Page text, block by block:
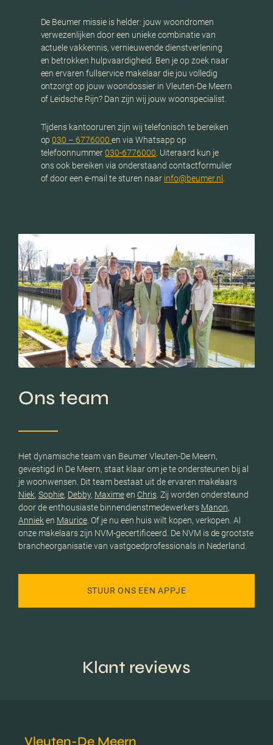
De Beumer missie is helder: jouw woondromen
verwezenlijken door een unieke combinatie van
actuele vakkennis, vernieuwende dienstverlening
en betrokken hulpvaardigheid. Ben je op zoek naar
een ervaren fullservice makelaar die jou volledig
ontzorgt op jouw woondossier in Vleuten-De Meern
of Leidsche Rijn? Dan zijn wij jouw woonspecialist.
Tijdens kantooruren zijn wij telefonisch te bereiken
op030 – 6776000en via Whatsapp op
telefoonnummer030-6776000. Uiteraard kun je
ons ook bereiken via onderstaand contactformulier
of door een e-mail te sturen naar info@beumer.nl .
Ons team
Het dynamische team van Beumer Vleuten-De Meern,
gevestigd in De Meern, staat klaar om je te ondersteunen bij al
je woonwensen. Dit team bestaat uit de ervaren makelaars
Niek, Sophie, Debby, Maximeen Chris. Zij worden ondersteund
door de enthousiaste binnendienstmedewerkers Manon,
Annieken Maurice. Of je nu een huis wilt kopen, verkopen. Al
onze makelaars zijn NVM-gecertificeerd. De NVM is de grootste
brancheorganisatie van vastgoedprofessionals in Nederland.
STUUR ONS EEN APPJE
Klant reviews
Vleuten-De Meern